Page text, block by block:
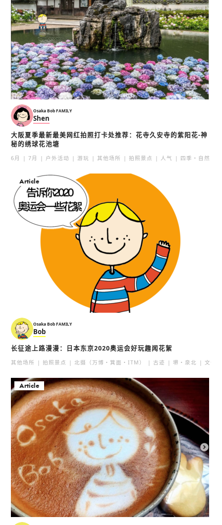
Osaka Bob FAMILY
Shen
大阪夏季最新最美网红拍照打卡处推荐：花寺久安寺的紫阳花-神
秘的绣球花池塘
6月 7月 户外活动 游玩 其他场所 拍照景点 人气 四季・自然
Article
Osaka Bob FAMILY
Bob
长征途上路漫漫：日本东京2020奥运会好玩趣闻花絮
其他场所 拍照景点 北摄（万博・箕面・ITM） 古迹 堺・泉北 文化
Article